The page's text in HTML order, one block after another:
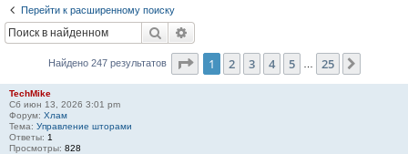
Перейти к расширенному поиску
Поиск
Найдено 247 результатов Страница из 25
1 2 3 4 5 25
TechMike
Сб июн 13, 2026 3:01 pm
Форум: Хлам
Тема: Управление шторами
Ответы: 1
Просмотры: 828